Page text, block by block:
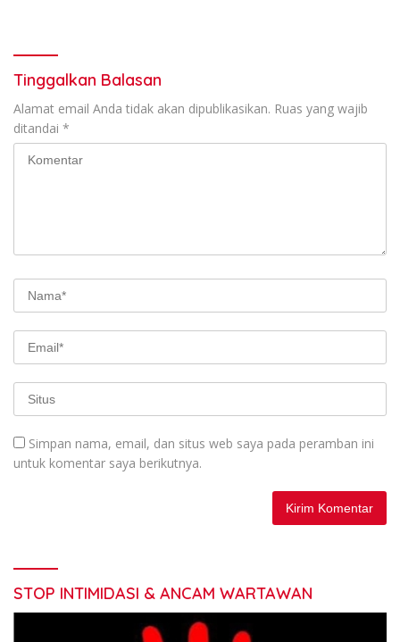
Tinggalkan Balasan
Alamat email Anda tidak akan dipublikasikan. Ruas yang wajib
ditandai *
Simpan nama, email, dan situs web saya pada peramban ini
untuk komentar saya berikutnya.
STOP INTIMIDASI & ANCAM WARTAWAN